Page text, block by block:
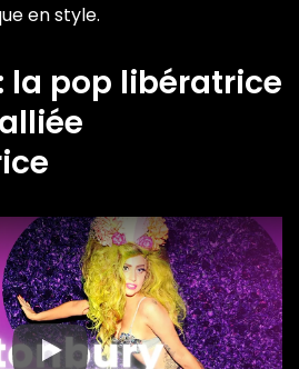
en style.
la pop libératrice